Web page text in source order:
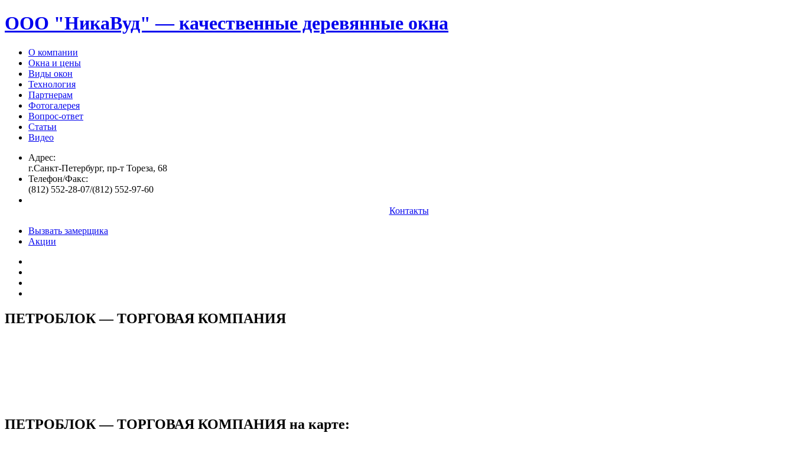
ООО "НикаВуд" — качественные деревянные окна
О компании
Окна и цены
Виды окон
Технология
Партнерам
Фотогалерея
Вопрос-ответ
Статьи
Видео
Адрес:
г.Санкт-Петербург, пр-т Тореза, 68
Телефон/Факс:
(812) 552-28-07/(812) 552-97-60
Контакты
Вызвать замерщика
Акции
ПЕТРОБЛОК — ТОРГОВАЯ КОМПАНИЯ
ПЕТРОБЛОК — ТОРГОВАЯ КОМПАНИЯ на карте: